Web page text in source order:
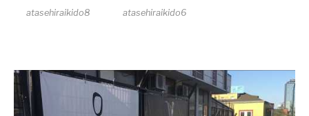
atasehiraikido8 atasehiraikido6